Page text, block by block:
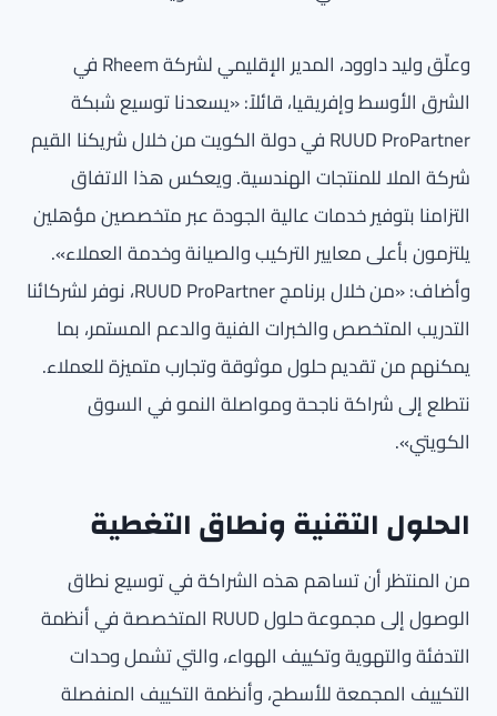
وعلّق وليد داوود، المدير الإقليمي لشركة Rheem في
الشرق الأوسط وإفريقيا، قائلاً: «يسعدنا توسيع شبكة
RUUD ProPartner في دولة الكويت من خلال شريكنا القيم
شركة الملا للمنتجات الهندسية. ويعكس هذا الاتفاق
التزامنا بتوفير خدمات عالية الجودة عبر متخصصين مؤهلين
يلتزمون بأعلى معايير التركيب والصيانة وخدمة العملاء».
وأضاف: «من خلال برنامج RUUD ProPartner، نوفر لشركائنا
التدريب المتخصص والخبرات الفنية والدعم المستمر، بما
يمكنهم من تقديم حلول موثوقة وتجارب متميزة للعملاء.
نتطلع إلى شراكة ناجحة ومواصلة النمو في السوق
الكويتي».
الحلول التقنية ونطاق التغطية
من المنتظر أن تساهم هذه الشراكة في توسيع نطاق
الوصول إلى مجموعة حلول RUUD المتخصصة في أنظمة
التدفئة والتهوية وتكييف الهواء، والتي تشمل وحدات
التكييف المجمعة للأسطح، وأنظمة التكييف المنفصلة